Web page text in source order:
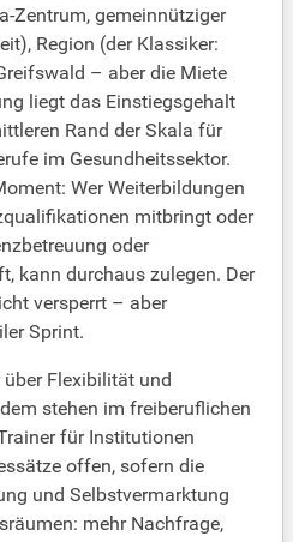
Zentrum, gemeinnütziger
Region (der Klassiker:
– aber die Miete
liegt das Einstiegsgehalt
Rand der Skala für
im Gesundheitssektor.
Wer Weiterbildungen
mitbringt oder
oder
kann durchaus zulegen. Der
versperrt – aber
Sprint.
über Flexibilität und
stehen im freiberuflichen
für Institutionen
offen, sofern die
und Selbstvermarktung
mehr Nachfrage,